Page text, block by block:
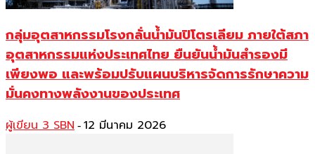
กลุ่มอุตสาหกรรมโรงกลั่นน้ำมันปิโตรเลียม ภายใต้สภา
อุตสาหกรรมแห่งประเทศไทย ยืนยันน้ำมันสำรองมี
เพียงพอ และพร้อมปรับแผนบริหารจัดการรักษาความ
มั่นคงทางพลังงานของประเทศ
ผู้เขียน 3 SBN - 12 มีนาคม 2026